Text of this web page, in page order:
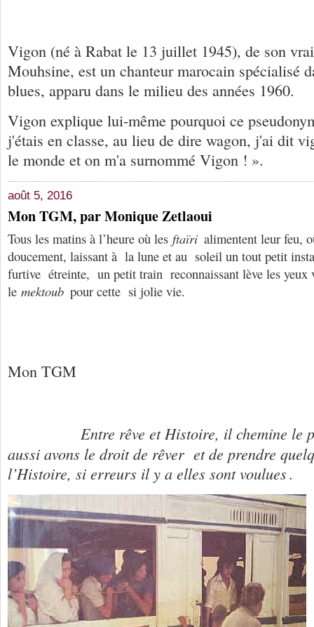
Vigon (né à Rabat le 13 juillet 1945), de son
Mouhsine, est un chanteur marocain spécialisé
blues, apparu dans le milieu des années 1960.
Vigon explique lui-même pourquoi ce
j'étais en classe, au lieu de dire wagon, j'ai dit
le monde et on m'a surnommé Vigon ! ».
août 5, 2016
Mon TGM, par Monique Zetlaoui
Tous les matins à l’heure où les ftaïri alimentent leur feu,
doucement, laissant à la lune et au soleil un tout petit
furtive étreinte, un petit train reconnaissant lève les
le mektoub pour cette si jolie vie.
Mon TGM
Entre rêve et Histoire, il chemine le
aussi avons le droit de rêver et de prendre
l’Histoire, si erreurs il y a elles sont voulues.